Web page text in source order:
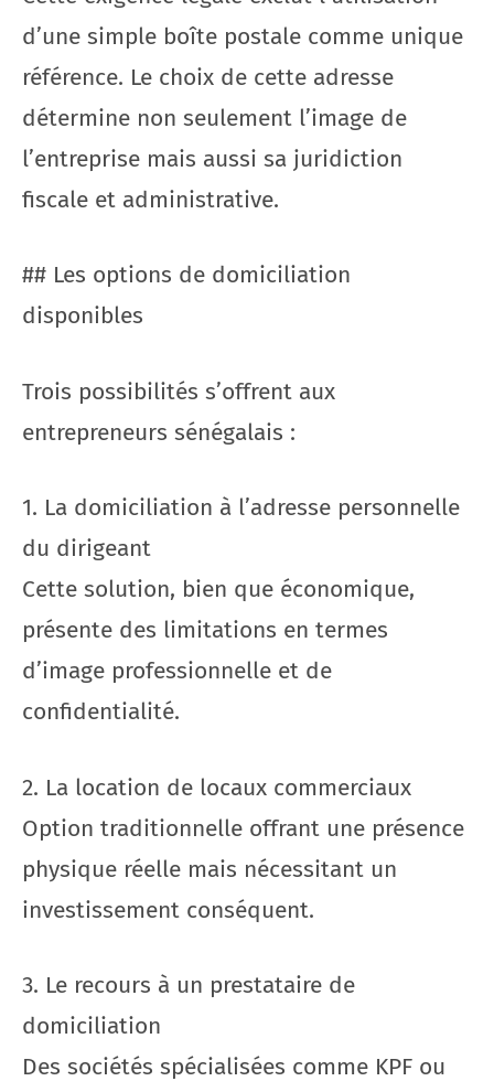
d’une simple boîte postale comme unique
référence. Le choix de cette adresse
détermine non seulement l’image de
l’entreprise mais aussi sa juridiction
fiscale et administrative.
## Les options de domiciliation
disponibles
Trois possibilités s’offrent aux
entrepreneurs sénégalais :
1. La domiciliation à l’adresse personnelle
du dirigeant
Cette solution, bien que économique,
présente des limitations en termes
d’image professionnelle et de
confidentialité.
2. La location de locaux commerciaux
Option traditionnelle offrant une présence
physique réelle mais nécessitant un
investissement conséquent.
3. Le recours à un prestataire de
domiciliation
Des sociétés spécialisées comme KPF ou